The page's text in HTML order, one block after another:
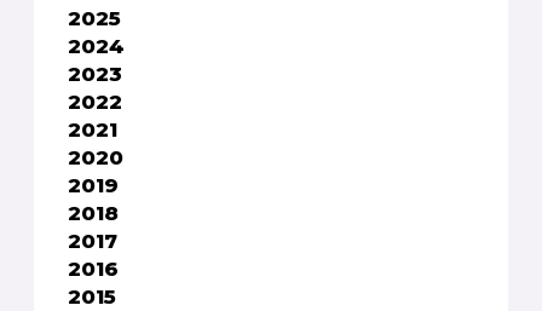
2025
2024
2023
2022
2021
2020
2019
2018
2017
2016
2015